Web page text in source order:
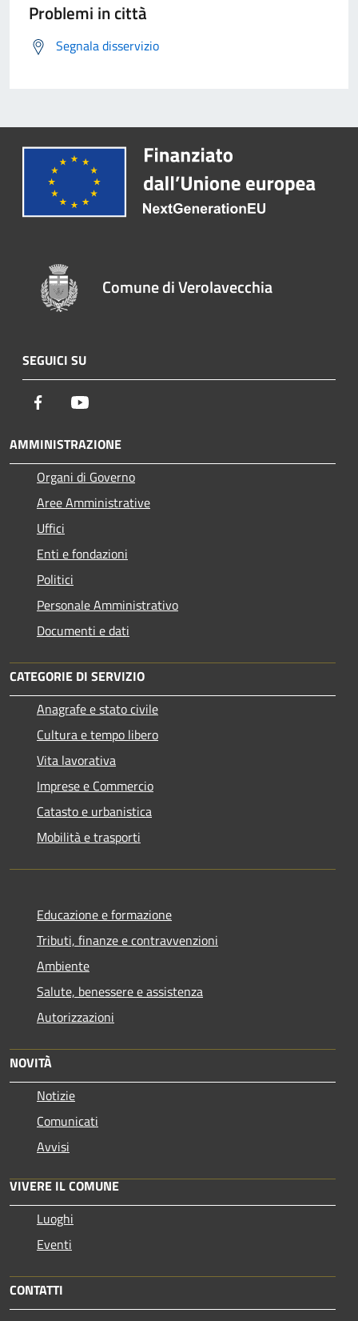
Problemi in città
Segnala disservizio
Comune di Verolavecchia
SEGUICI SU
Facebook
AMMINISTRAZIONE
Organi di Governo
Aree Amministrative
Uffici
Enti e fondazioni
Politici
Personale Amministrativo
Documenti e dati
CATEGORIE DI SERVIZIO
Anagrafe e stato civile
Cultura e tempo libero
Vita lavorativa
Imprese e Commercio
Catasto e urbanistica
Mobilità e trasporti
Educazione e formazione
Tributi, finanze e contravvenzioni
Ambiente
Salute, benessere e assistenza
Autorizzazioni
NOVITÀ
Notizie
Comunicati
Avvisi
VIVERE IL COMUNE
Luoghi
Eventi
CONTATTI